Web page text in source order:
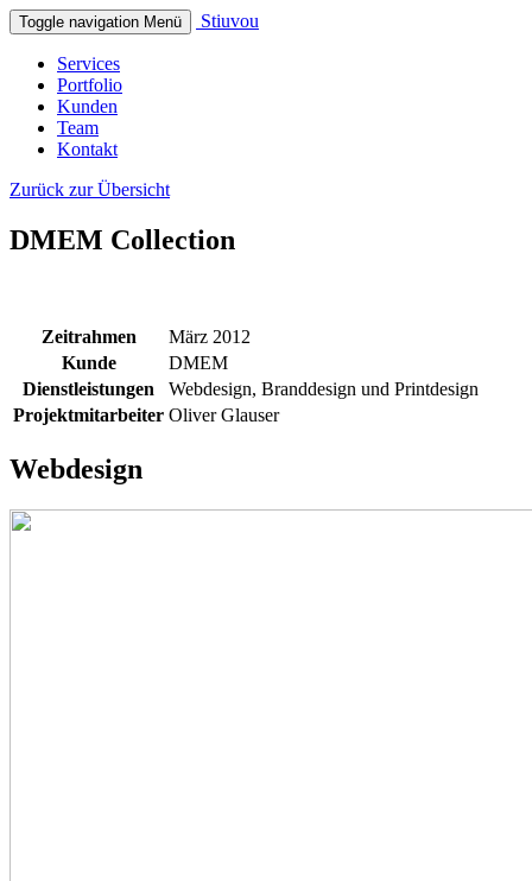
Toggle navigation Menü Stiuvou
Services
Portfolio
Kunden
Team
Kontakt
Zurück zur Übersicht
DMEM Collection
Zeitrahmen
März 2012
Kunde
DMEM
Dienstleistungen
Webdesign, Branddesign und Printdesign
Projektmitarbeiter Oliver Glauser
Webdesign